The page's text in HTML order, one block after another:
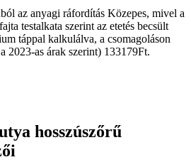
az anyagi ráfordítás Közepes, mivel a
testalkata szerint az etetés becsült
táppal kalkulálva, a csomagoláson
2023-as árak szerint) 133179Ft.
hosszúszőrű